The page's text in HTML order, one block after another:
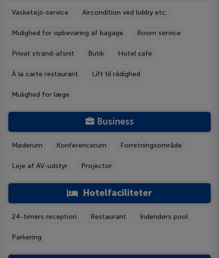
Vasketøjs-service Aircondition ved lobby etc.
Mulighed for opbevaring af bagage Room service
Privat strand-afsnit Butik Hotel safe
À la carte restaurant Lift til rådighed
Mulighed for læge
Business
Møderum Konferencerum Forretningsområde
Leje af AV-udstyr Projector
Hotelfaciliteter
24-timers reception Restaurant Indendørs pool
Parkering